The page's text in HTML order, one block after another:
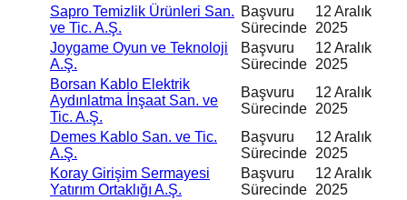
Sapro Temizlik Ürünleri San.
ve Tic. A.Ş.
Başvuru
Sürecinde
12 Aralık
2025
Joygame Oyun ve Teknoloji
A.Ş.
Başvuru
Sürecinde
12 Aralık
2025
Borsan Kablo Elektrik
Aydınlatma İnşaat San. ve
Tic. A.Ş.
Başvuru
Sürecinde
12 Aralık
2025
Demes Kablo San. ve Tic.
A.Ş.
Başvuru
Sürecinde
12 Aralık
2025
Koray Girişim Sermayesi
Yatırım Ortaklığı A.Ş.
Başvuru
Sürecinde
12 Aralık
2025